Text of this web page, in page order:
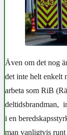
Även om det nog
det inte helt enkelt
arbeta som RiB
deltidsbrandman,
i en
man vanligtvis